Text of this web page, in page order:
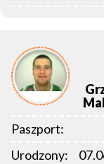
Paszport:
Urodzony: